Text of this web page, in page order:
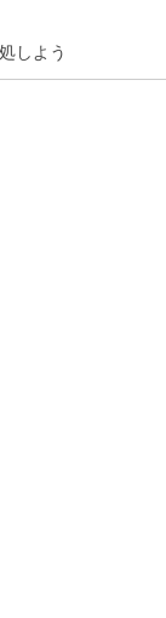
しよう